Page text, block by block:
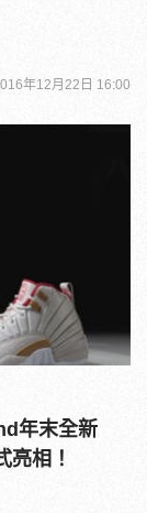
年12月22日 16:00
年末全新
亮相！